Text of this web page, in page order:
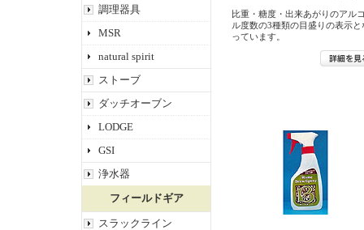
調理器具
MSR
natural spirit
ストーブ
ダッチオーブン
LODGE
GSI
浄水器
フィールドギア
スラックライン
比重・糖度・出来あがりのアル
ル度数の3種類の目盛りの表示と
っています。